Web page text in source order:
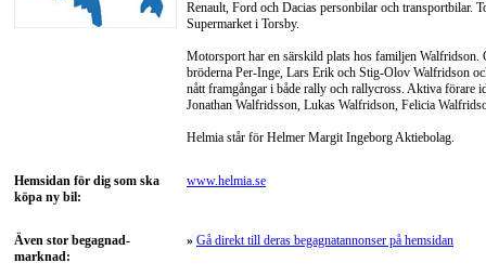
Renault, Ford och Dacias personbilar och transportbilar.
Supermarket i Torsby.
Motorsport har en särskild plats hos familjen
bröderna Per-Inge, Lars Erik och Stig-Olov Walfridson
nått framgångar i både rally och rallycross. Aktiva förare
Jonathan Walfridsson, Lukas Walfridson, Felicia
Helmia står för Helmer Margit Ingeborg Aktiebolag.
Hemsidan för dig som ska
köpa ny bil:
www.helmia.se
Även stor begagnad-
marknad:
» Gå direkt till deras begagnatannonser på hemsidan